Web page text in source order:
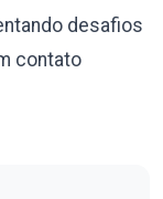
desafios
contato